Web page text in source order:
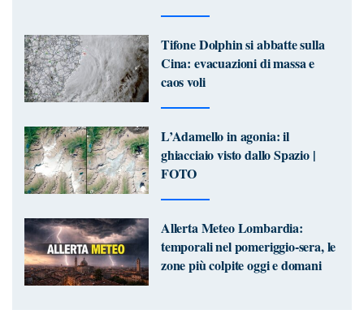
Tifone Dolphin si abbatte sulla
Cina: evacuazioni di massa e
caos voli
L’Adamello in agonia: il
ghiacciaio visto dallo Spazio |
FOTO
Allerta Meteo Lombardia:
temporali nel pomeriggio-sera, le
zone più colpite oggi e domani